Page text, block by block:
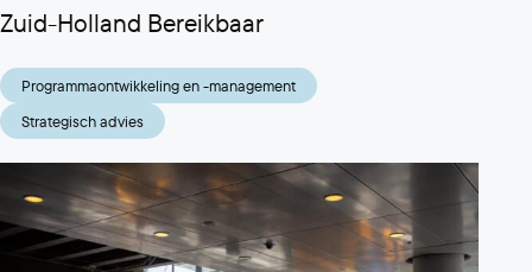
Zuid-Holland Bereikbaar
Programmaontwikkeling en -management
Strategisch advies